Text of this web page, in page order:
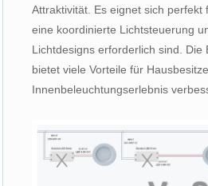
Attraktivität. Es eignet sich perfekt
eine koordinierte Lichtsteuerung
Lichtdesigns erforderlich sind. Die
bietet viele Vorteile für
Innenbeleuchtungserlebnis